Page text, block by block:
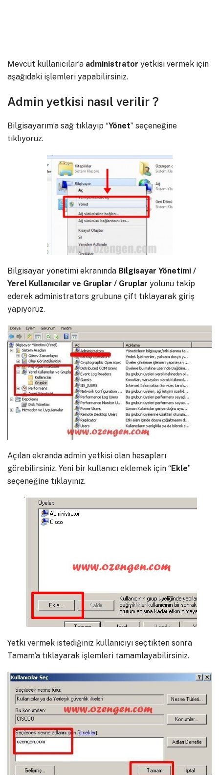
Mevcut kullanıcılar’a administrator yetkisi vermek için
aşağıdaki işlemleri yapabilirsiniz.
Admin yetkisi nasıl verilir ?
Bilgisayarım’a sağ tıklayıp “Yönet” seçeneğine
tıklıyoruz.
Bilgisayar yönetimi ekranında Bilgisayar Yönetimi /
Yerel Kullanıcılar ve Gruplar / Gruplar yolunu takip
ederek administrators grubuna çift tıklayarak giriş
yapıyoruz.
Açılan ekranda admin yetkisi olan hesapları
görebilirsiniz. Yeni bir kullanıcı eklemek için “Ekle”
seçeneğine tıklayınız.
Yetki vermek istediğiniz kullanıcıyı seçtikten sonra
Tamam’a tıklayarak işlemleri tamamlayabilirsiniz.